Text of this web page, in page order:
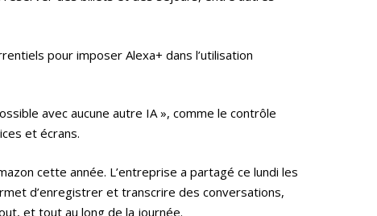
pour imposer Alexa+ dans l’utilisation
avec aucune autre IA », comme le contrôle
et écrans.
cette année. L’entreprise a partagé ce lundi les
d’enregistrer et transcrire des conversations,
et tout au long de la journée.